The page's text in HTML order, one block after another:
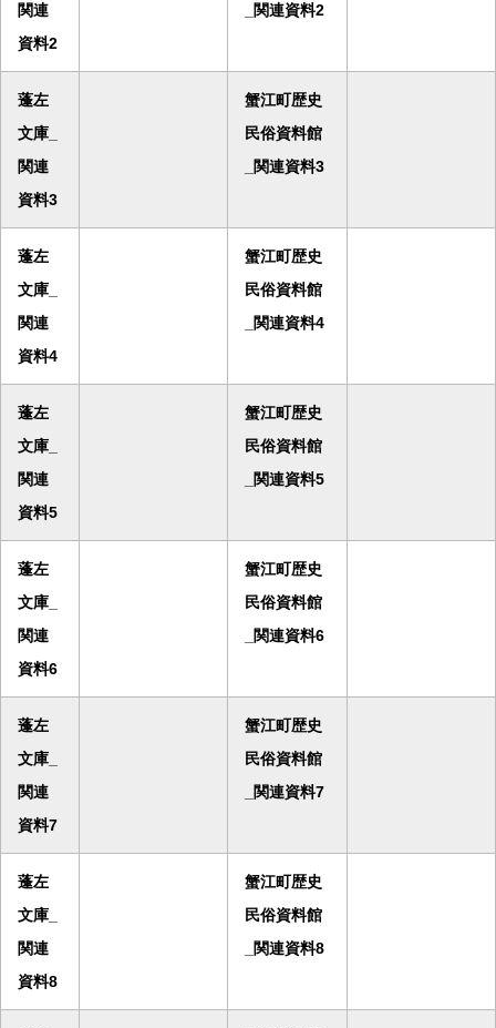
関連
資料2
_関連資料2
蓬左
文庫_
関連
資料3
蟹江町歴史
民俗資料館
_関連資料3
蓬左
文庫_
関連
資料4
蟹江町歴史
民俗資料館
_関連資料4
蓬左
文庫_
関連
資料5
蟹江町歴史
民俗資料館
_関連資料5
蓬左
文庫_
関連
資料6
蟹江町歴史
民俗資料館
_関連資料6
蓬左
文庫_
関連
資料7
蟹江町歴史
民俗資料館
_関連資料7
蓬左
文庫_
関連
資料8
蟹江町歴史
民俗資料館
_関連資料8